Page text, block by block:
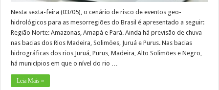
Nesta sexta-feira (03/05), o cenário de risco de eventos geo-
hidrológicos para as mesorregiões do Brasil é apresentado a seguir:
Região Norte: Amazonas, Amapá e Pará. Ainda há previsão de chuva
nas bacias dos Rios Madeira, Solimões, Juruá e Purus. Nas bacias
hidrográficas dos rios Juruá, Purus, Madeira, Alto Solimões e Negro,
há municípios em que o nível do rio …
Leia Mais »